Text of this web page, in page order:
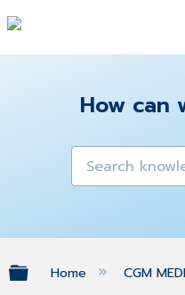
How can
Expand/
Home CGM